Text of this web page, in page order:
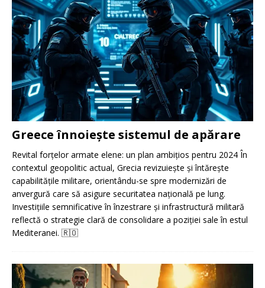
Greece înnoiește sistemul de apărare
Revital forțelor armate elene: un plan ambițios pentru 2024 În
contextul geopolitic actual, Grecia revizuiește și întărește
capabilitățile militare, orientându-se spre modernizări de
anvergură care să asigure securitatea națională pe lung.
Investițiile semnificative în înzestrare și infrastructură militară
reflectă o strategie clară de consolidare a poziției sale în estul
Mediteranei. 🇷🇴